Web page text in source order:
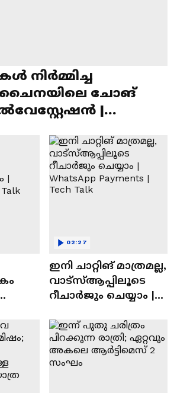
നിർമ്മിച്ച
ചോങ്
|
Talk
ഇനി ചാറ്റിങ് മാത്രമല്ല,
വാട്‌സ്‌ആപ്പിലൂടെ
റീചാർജും ചെയ്യാം |
Tech Talk
02:27